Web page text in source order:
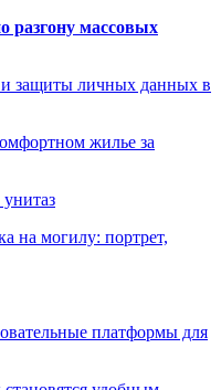
разгону массовых
защиты личных данных в
жилье за
на могилу: портрет,
платформы для